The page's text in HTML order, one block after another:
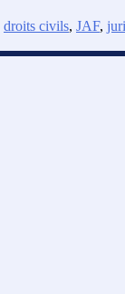
droits civils, JAF,